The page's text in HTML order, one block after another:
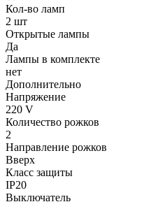
Кол-во ламп
2 шт
Открытые лампы
Да
Лампы в комплекте
нет
Дополнительно
Напряжение
220 V
Количество рожков
2
Направление рожков
Вверх
Класс защиты
IP20
Выключатель